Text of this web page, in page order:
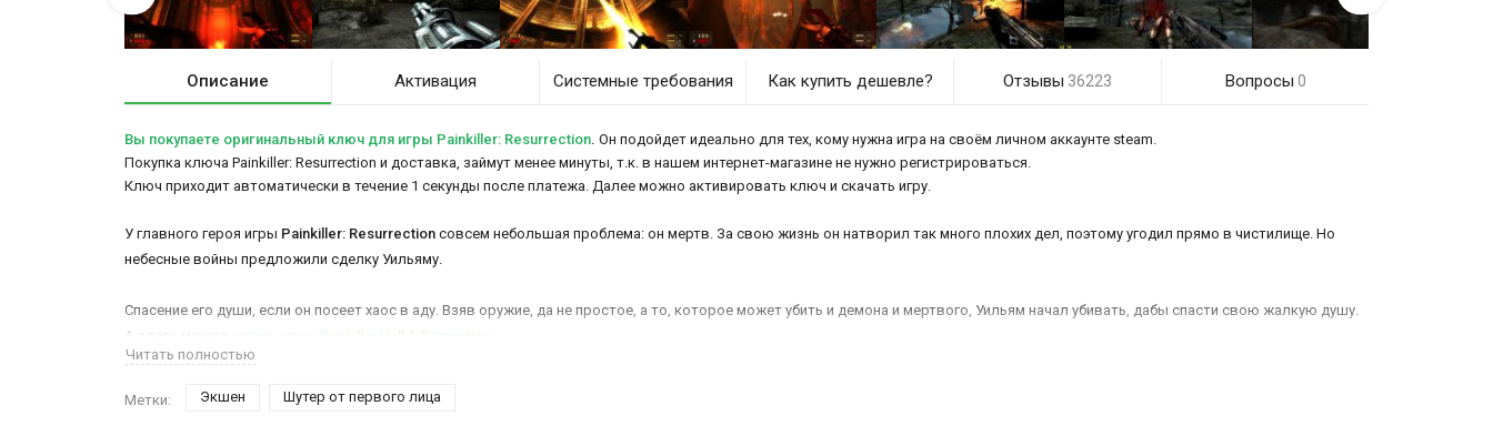
Описание Активация Системные требования Как купить дешевле? Отзывы 36223 Вопросы 0
Вы покупаете оригинальный ключ для игры Painkiller: Resurrection. Он подойдет идеально для тех, кому нужна игра на своём личном аккаунте steam.
Покупка ключа Painkiller: Resurrection и доставка, займут менее минуты, т.к. в нашем интернет-магазине не нужно регистрироваться.
Ключ приходит автоматически в течение 1 секунды после платежа. Далее можно активировать ключ и скачать игру.
У главного героя игры Painkiller: Resurrection совсем небольшая проблема: он мертв. За свою жизнь он натворил так много плохих дел, поэтому угодил прямо в чистилище. Но
небесные войны предложили сделку Уильяму.
Спасение его души, если он посеет хаос в аду. Взяв оружие, да не простое, а то, которое может убить и демона и мертвого, Уильям начал убивать, дабы спасти свою жалкую душу.
А здесь можно
купить ключ Painkiller Hell & Damnation
Читать полностью
Метки: Экшен Шутер от первого лица